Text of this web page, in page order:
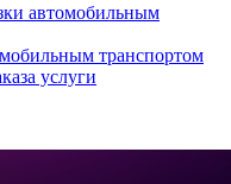
автомобильным
транспортом
услуги